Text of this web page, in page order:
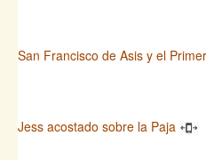
San Francisco de Asis y el
Jess acostado sobre la Paja